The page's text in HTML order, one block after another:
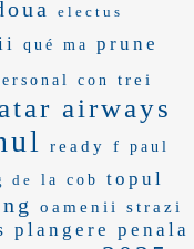
electus
qué ma prune
con
trei
airways
ready f
paul
de la cob
topul
oamenii strazi
plangere penala